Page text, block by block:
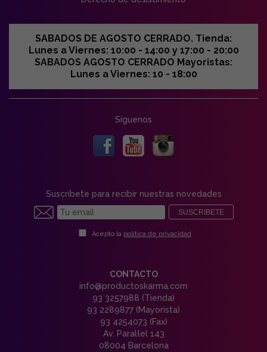
SABADOS DE AGOSTO CERRADO. Tienda:
Lunes a Viernes: 10:00 - 14:00 y 17:00 - 20:00
SABADOS AGOSTO CERRADO Mayoristas:
Lunes a Viernes: 10 - 18:00
Síguenos
Suscríbete para recibir nuestras novedades
SUSCRIBETE
Acepto la política de privacidad
CONTACTO
info@productoskarma.com
93 3257988 (Tienda)
93 2289877 (Mayorista)
93 4254073 (Fax)
Av. Paral·lel 143
08004 Barcelona